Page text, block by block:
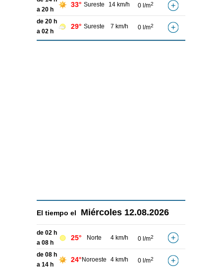
a 20 h
33° Sureste 14 km/h 0 l/m2
de 20 h
a 02 h
29° Sureste 7 km/h 0 l/m2
El tiempo el Miércoles 12.08.2026
de 02 h
a 08 h
25° Norte 4 km/h 0 l/m2
de 08 h
a 14 h
24° Noroeste 4 km/h 0 l/m2